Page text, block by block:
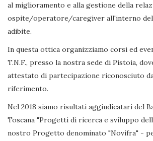
al miglioramento e alla gestione della
ospite/operatore/caregiver all'interno
adibite.
In questa ottica organizziamo corsi ed
T.N.F., presso la nostra sede di Pistoia,
attestato di partecipazione riconosciuto
riferimento.
Nel 2018 siamo risultati aggiudicatari del
Toscana "Progetti di ricerca e sviluppo
nostro Progetto denominato "Novifra" -